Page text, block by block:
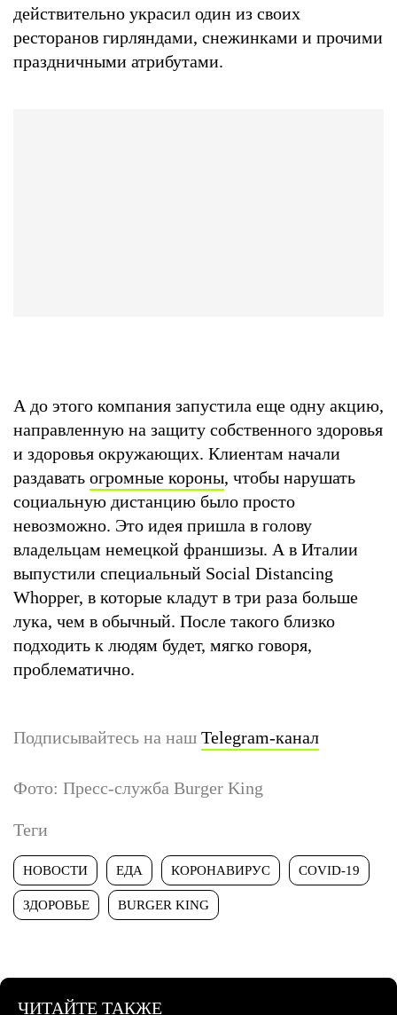
действительно украсил один из своих
ресторанов гирляндами, снежинками и прочими
праздничными атрибутами.
А до этого компания запустила еще одну акцию,
направленную на защиту собственного здоровья
и здоровья окружающих. Клиентам начали
раздавать огромные короны, чтобы нарушать
социальную дистанцию было просто
невозможно. Это идея пришла в голову
владельцам немецкой франшизы. А в Италии
выпустили специальный Social Distancing
Whopper, в которые кладут в три раза больше
лука, чем в обычный. После такого близко
подходить к людям будет, мягко говоря,
проблематично.
Подписывайтесь на наш Telegram-канал
Фото: Пресс-служба Burger King
Теги
НОВОСТИ ЕДА КОРОНАВИРУС COVID-19
ЗДОРОВЬЕ BURGER KING
ЧИТАЙТЕ ТАКЖЕ